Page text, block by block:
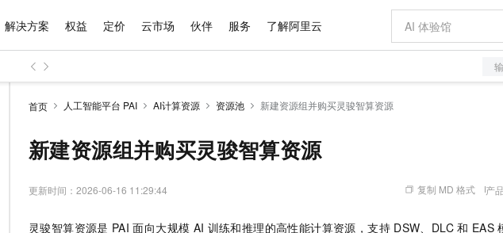
解决方案 权益 定价 云市场 伙伴 服务 了解阿里云
首页 人工智能平台 PAI AI计算资源 资源池 新建资源组并购买灵骏智算资源
新建资源组并购买灵骏智算资源
更新时间： 2026-06-16 11:29:44 复制 MD 格式 产
灵骏智算资源是 PAI 面向大规模 AI 训练和推理的高性能计算资源，支持 DSW、DLC 和 EAS
千问AI平台
精选产品
大模型服务与应用平台
多元化、高性能、安全可靠的大模型服务
无影云电脑
提供智能易用的域名与建站服务
人工智能平台 PAI 大模型 Qoder
精选解决方案
上传文档即自动完成翻译和格式还原
Hermes Agent，打造自进化智能体 5 分钟轻松部署专属 QwenPaw HOT
一键购买专属联机
高效搭建 AI 智能
普惠上云
云服务器38元/年起，超值低价云产品抢先购
推荐新用户得奖励，单订单最高返9万
云工开物
AI 特惠
至高享 1亿+免费 tokens，加速 Al 应用落地
Token Plan 模型订阅计划
AI 场景体验
从图文生成到视频
AI 广告创作
产品定价
了解云产品的定价详情
云上成本管理
管理和优化成本
价格计算器
自助选配和估算价格
价格优势
配置报价器
精选商城
多端小程序
数据与 API
手机三要素
基础软件
成为销售伙伴
咨询伙伴
销售伙伴合作计划
无影生态合作计划
成为产品伙伴
产品生态伙伴
产品伙伴合作
售前咨询
售后服务
自助服务
在线服务
企业增值服务
专家技术服务
企业成长
阿里云认证
信息公告
为什么选择阿里云
技术领先
最佳实践
云上奥运之旅
市场活动